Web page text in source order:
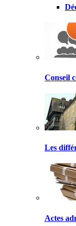
Conseil
Les
Actes